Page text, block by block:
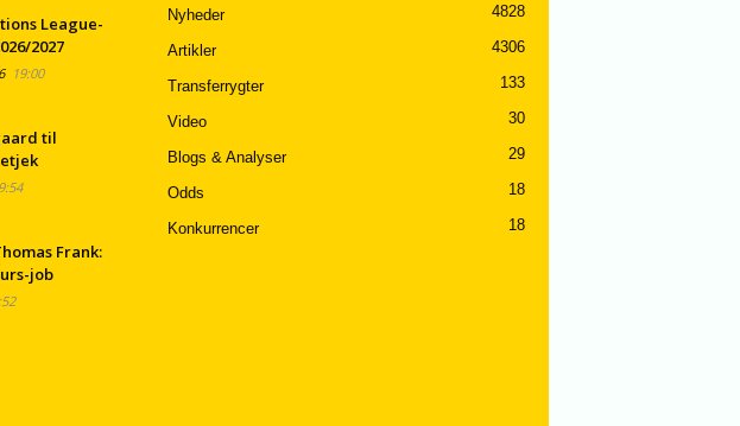
League-
2027
19:00
til
Frank:
job
Nyheder 4828
Artikler 4306
Transferrygter 133
Video 30
Blogs & Analyser 29
Odds 18
Konkurrencer 18